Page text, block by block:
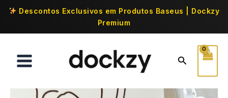
Descontos Exclusivos em Produtos Baseus | Dockzy
Premium